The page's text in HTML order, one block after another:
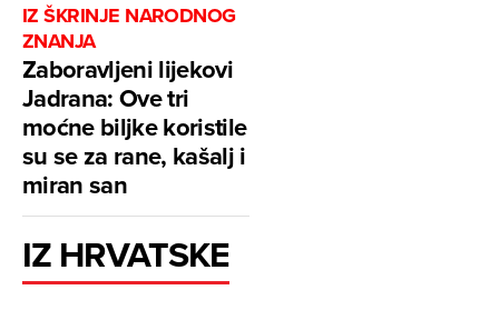
IZ ŠKRINJE NARODNOG
ZNANJA
Zaboravljeni lijekovi
Jadrana: Ove tri
moćne biljke koristile
su se za rane, kašalj i
miran san
IZ HRVATSKE